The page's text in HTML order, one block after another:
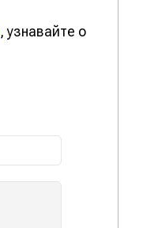
, узнавайте о